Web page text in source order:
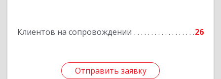
Клиентов на сопровождении 26
Отправить заявку
Отправить заявку